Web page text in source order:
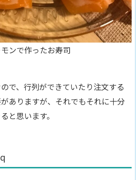
ンで作ったお寿司
で、行列ができていたり注文する
ありますが、それでもそれに十分
と思います。